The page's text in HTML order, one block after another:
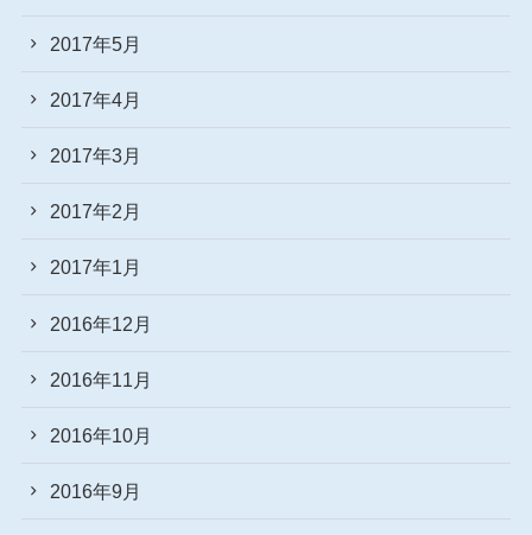
2017年5月
2017年4月
2017年3月
2017年2月
2017年1月
2016年12月
2016年11月
2016年10月
2016年9月